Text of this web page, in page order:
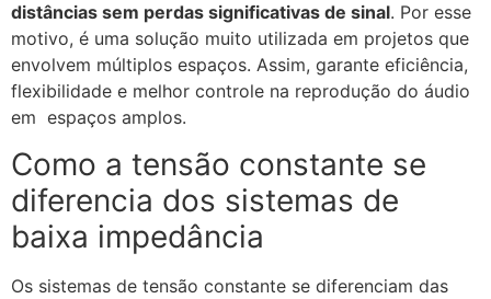
distâncias sem perdas significativas de sinal. Por esse
motivo, é uma solução muito utilizada em projetos que
envolvem múltiplos espaços. Assim, garante eficiência,
flexibilidade e melhor controle na reprodução do áudio
em espaços amplos.
Como a tensão constante se
diferencia dos sistemas de
baixa impedância
Os sistemas de tensão constante se diferenciam das